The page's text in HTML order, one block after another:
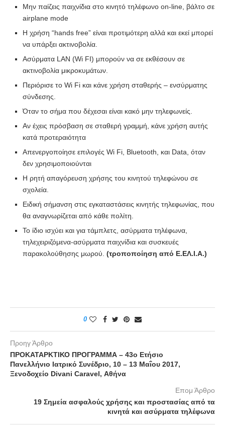
Μην παίζεις παιχνίδια στο κινητό τηλέφωνο on-line, βάλτο σε
airplane mode
Η χρήση “hands free” είναι προτιμότερη αλλά και εκεί μπορεί
να υπάρξει ακτινοβολία.
Ασύρματα LAN (Wi FI) μπορούν να σε εκθέσουν σε
ακτινοβολία μικροκυμάτων.
Περιόρισε το Wi Fi και κάνε χρήση σταθερής – ενσύρματης
σύνδεσης.
Όταν το σήμα που δέχεσαι είναι κακό μην τηλεφωνείς.
Αν έχεις πρόσβαση σε σταθερή γραμμή, κάνε χρήση αυτής
κατά προτεραιότητα
Απενεργοποίησε επιλογές Wi Fi, Bluetooth, και Data, όταν
δεν χρησιμοποιούνται
H ρητή απαγόρευση χρήσης του κινητού τηλεφώνου σε
σχολεία.
Ειδική σήμανση στις εγκαταστάσεις κινητής τηλεφωνίας, που
θα αναγνωρίζεται από κάθε πολίτη.
Το ίδιο ισχύει και για τάμπλετς, ασύρματα τηλέφωνα,
τηλεχειριζόμενα-ασύρματα παιχνίδια και συσκευές
παρακολούθησης μωρού. (τροποποίηση από Ε.ΕΛ.Ι.Α.)
0
Προηγ Άρθρο
ΠΡΟΚΑΤΑΡΚΤΙΚΟ ΠΡΟΓΡΑΜΜΑ – 43ο Ετήσιο
Πανελλήνιο Ιατρικό Συνέδριο, 10 – 13 Μαΐου 2017,
Ξενοδοχείο Divani Caravel, Αθήνα
Επομ Άρθρο
19 Σημεία ασφαλούς χρήσης και προστασίας από τα
κινητά και ασύρματα τηλέφωνα